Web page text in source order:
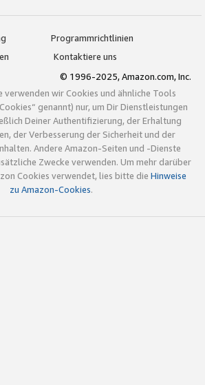
Programmrichtlinien
Kontaktiere uns
© 1996-2025, Amazon.com, Inc.
verwenden wir Cookies und ähnliche Tools
genannt) nur, um Dir Dienstleistungen
Deiner Authentifizierung, der Erhaltung
der Verbesserung der Sicherheit und der
Andere Amazon-Seiten und -Dienste
Zwecke verwenden. Um mehr darüber
Cookies verwendet, lies bitte die Hinweise
zu Amazon-Cookies.